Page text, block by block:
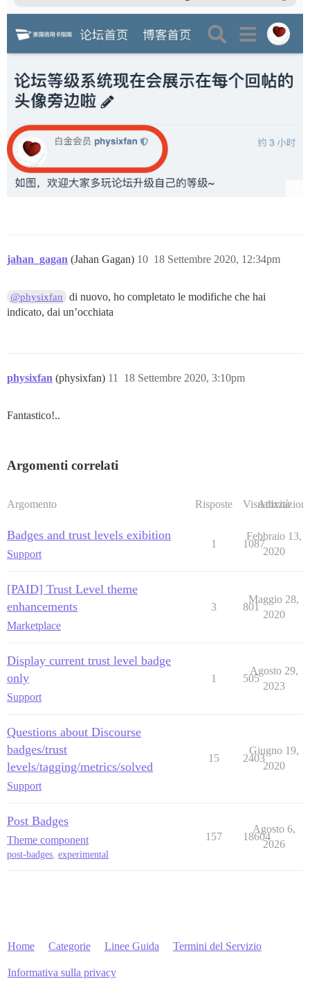
jahan_gagan (Jahan Gagan) 18 Settembre 2020, 12:34pm
10
@physixfan
di nuovo, ho completato le modifiche che hai
indicato, dai un’occhiata
physixfan (physixfan) 18 Settembre 2020, 3:10pm
11
Fantastico!..
Argomenti correlati
Argomento Risposte Visualizzazioni
Attività
Badges and trust levels exibition
Support
1 1087
Febbraio 13,
2020
[PAID] Trust Level theme
enhancements
Marketplace
3 801
Maggio 28,
2020
Display current trust level badge
only
Support
1 505
Agosto 29,
2023
Questions about Discourse
badges/trust
levels/tagging/metrics/solved
Support
15 2403
Giugno 19,
2020
Post Badges
Theme component
post-badges, experimental
157 18604
Agosto 6,
2026
Home Categorie Linee Guida Termini del Servizio
Informativa sulla privacy